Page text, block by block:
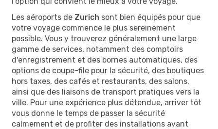
Les aéroports de Zurich sont bien équipés pour que
votre voyage commence le plus sereinement
possible. Vous y trouverez généralement une large
gamme de services, notamment des comptoirs
d'enregistrement et des bornes automatiques, des
options de coupe-file pour la sécurité, des boutiques
hors taxes, des cafés et restaurants, des salons,
ainsi que des liaisons de transport pratiques vers la
ville. Pour une expérience plus détendue, arriver tôt
vous donne le temps de passer la sécurité
calmement et de profiter des installations avant